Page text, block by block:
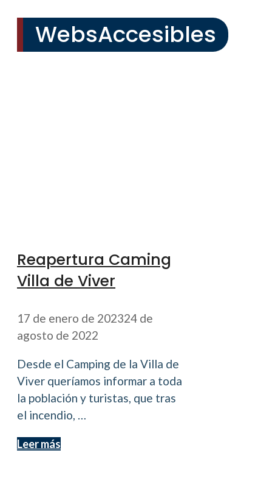
WebsAccesibles
Reapertura Caming
Villa de Viver
17 de enero de 202324 de
agosto de 2022
Desde el Camping de la Villa de
Viver queríamos informar a toda
la población y turistas, que tras
el incendio, …
Leer más